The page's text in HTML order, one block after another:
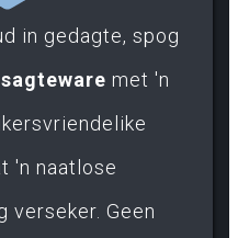
in gedagte, spog
met 'n
'n naatlose
verseker. Geen